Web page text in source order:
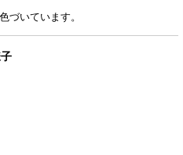
づいています。